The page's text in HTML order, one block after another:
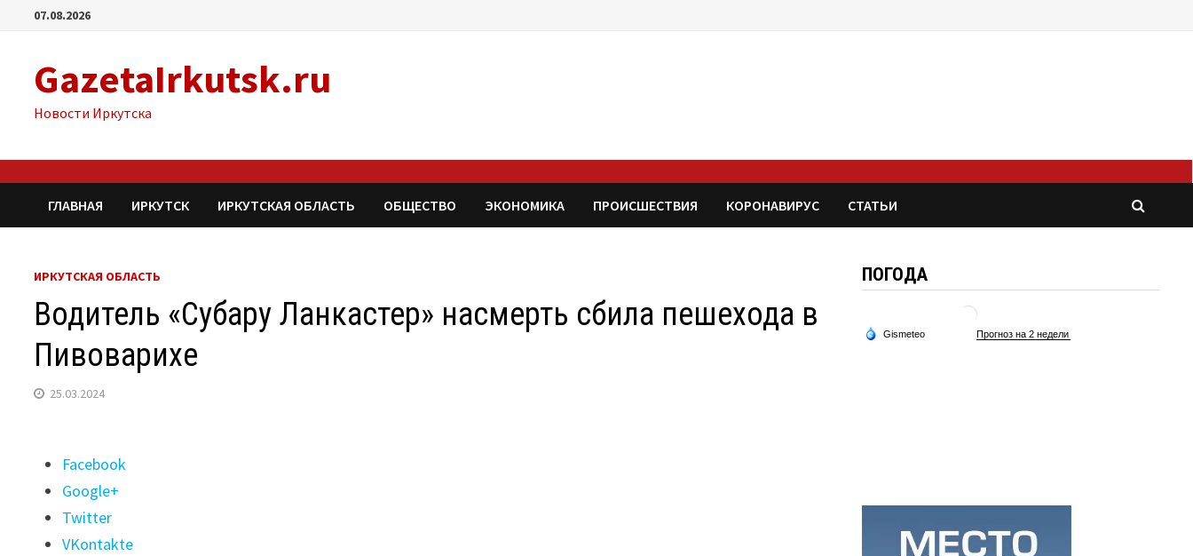
Перейти07.08.2026
GazetaIrkutsk.ru
Новости Иркутска
ГЛАВНАЯ ИРКУТСК ИРКУТСКАЯ ОБЛАСТЬ ОБЩЕСТВО ЭКОНОМИКА ПРОИСШЕСТВИЯ КОРОНАВИРУС СТАТЬИ
ИРКУТСКАЯ ОБЛАСТЬ
Водитель «Субару Ланкастер» насмерть сбила пешехода в
Пивоварихе
25.03.2024
Поделиться
"Водитель
«Субару
Ланкастер»
Facebook
Google+
Twitter
VKontakte
ПОГОДА